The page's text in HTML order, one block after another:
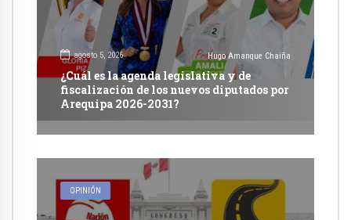
agosto 5, 2026 Hugo Amanque Chaiña
¿Cuál es la agenda legislativa y de
fiscalización de los nuevos diputados por
Arequipa 2026-2031?
OPINIÓN